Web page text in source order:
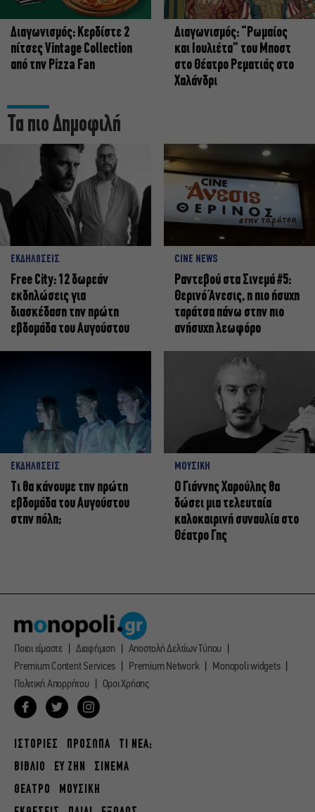
Διαγωνισμός: Κερδίστε 2
πίτσες Vintage Collection
από την Pizza Fan
Διαγωνισμός: “Ρωμαίος
και Ιουλιέτα” του Μποστ
στο Θέατρο Ρεματιάς στο
Χαλάνδρι
Τα πιο Δημοφιλή
ΕΚΔΗΛΩΣΕΙΣ
Free City: 12 δωρεάν
εκδηλώσεις για
διασκέδαση την πρώτη
εβδομάδα του Αυγούστου
CINE NEWS
Ραντεβού στα Σινεμά #5:
Θερινό Άνεσις, η πιο ήσυχη
ταράτσα πάνω στην πιο
ανήσυχη λεωφόρο
ΕΚΔΗΛΩΣΕΙΣ
Τι θα κάνουμε την πρώτη
εβδομάδα του Αυγούστου
στην πόλη;
ΜΟΥΣΙΚΗ
Ο Γιάννης Χαρούλης θα
δώσει μια τελευταία
καλοκαιρινή συναυλία στο
Θέατρο Γης
Ποιοι είμαστε Διαφήμιση
Αποστολή Δελτίων Τύπου
Premium Content Services
Premium Network
Monopoli widgets
Πολιτική Απορρήτου
Οροι Χρήσης
ΙΣΤΟΡΙΕΣ ΠΡΟΣΩΠΑ
ΤΙ ΝΕΑ;
ΒΙΒΛΙΟ
ΕΥ ΖΗΝ
ΣΙΝΕΜΑ
ΘΕΑΤΡΟ
ΜΟΥΣΙΚΗ